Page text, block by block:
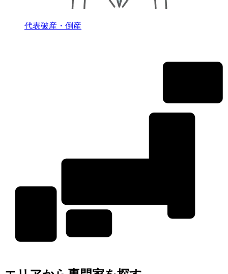
代表破産・倒産